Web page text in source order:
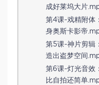
成好莱坞大片
第4课-戏精附体
身奥斯卡影帝
第5课-神片剪辑
造出盗梦空间
第6课-灯光音效
比自拍还简单